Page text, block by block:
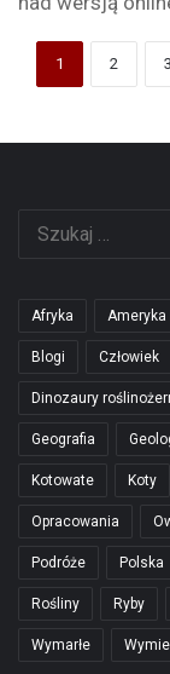
1 2 3
Afryka Ameryka
Blogi Człowiek
Dinozaury
Geografia
Kotowate Koty
Opracowania
Podróże Polska
Rośliny Ryby
Wymarłe